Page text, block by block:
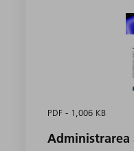
PDF - 1,006 KB
Administrarea